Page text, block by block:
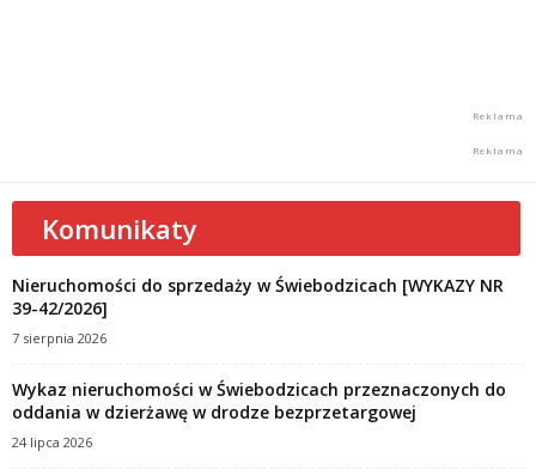
Komunikaty
Nieruchomości do sprzedaży w Świebodzicach [WYKAZY NR
39-42/2026]
7 sierpnia 2026
Wykaz nieruchomości w Świebodzicach przeznaczonych do
oddania w dzierżawę w drodze bezprzetargowej
24 lipca 2026